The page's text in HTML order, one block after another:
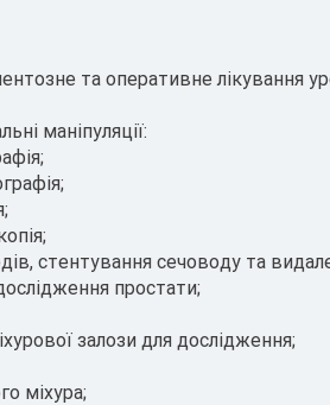
та оперативне лікування
маніпуляції:
стентування сечоводу та
простати;
залози для дослідження;
міхура;